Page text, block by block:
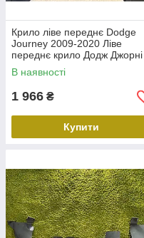
Крило ліве переднє Dodge
Journey 2009-2020 Ліве
переднє крило Додж Джорні
5076731AD
В наявності
1 966 ₴
Купити